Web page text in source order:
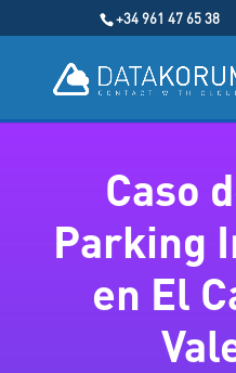
+34 961 47 65 38
Caso
Parking
en El